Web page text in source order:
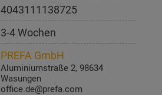
4043111138725
3-4 Wochen
PREFA GmbH
Aluminiumstraße 2, 98634
Wasungen
office.de@prefa.com